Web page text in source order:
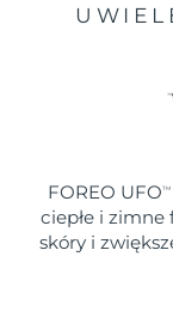
FOREO UFO TM
ciepłe i
skóry i